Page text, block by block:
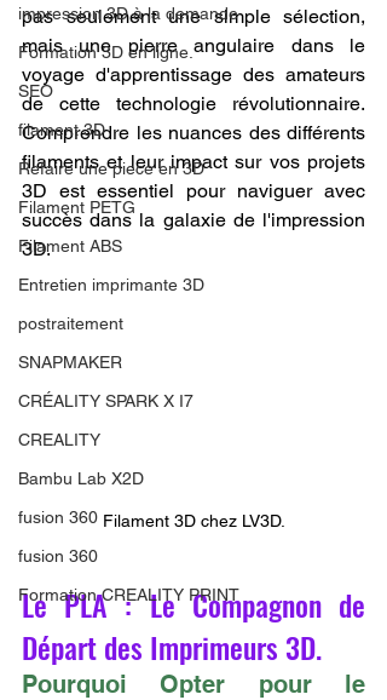
impression 3D à la demande
Formation 3D en ligne.
SEO
filament 3D
Refaire une piece en 3D
Filament PETG
Filament ABS
Entretien imprimante 3D
postraitement
SNAPMAKER
CRÉALITY SPARK X I7
CREALITY
Bambu Lab X2D
fusion 360
fusion 360
Formation CREALITY PRINT
pas seulement une simple sélection,
mais une pierre angulaire dans le
voyage d'apprentissage des amateurs
de cette technologie révolutionnaire.
Comprendre les nuances des différents
filaments et leur impact sur vos projets
3D est essentiel pour naviguer avec
succès dans la galaxie de l'impression
3D.
Filament 3D chez LV3D.
Le PLA : Le Compagnon de
Départ des Imprimeurs 3D.
Pourquoi Opter pour le